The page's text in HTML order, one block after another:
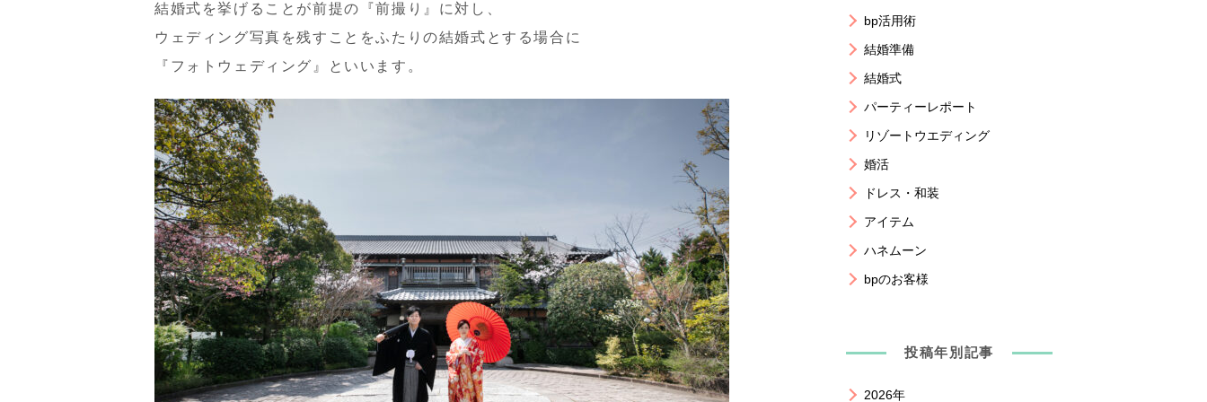
結婚式を挙げることが前提の『前撮り』に対し、
ウェディング写真を残すことをふたりの結婚式とする場合に
『フォトウェディング』といいます。
bp活用術
結婚準備
結婚式
パーティーレポート
リゾートウエディング
婚活
ドレス・和装
アイテム
ハネムーン
bpのお客様
投稿年別記事
2026年